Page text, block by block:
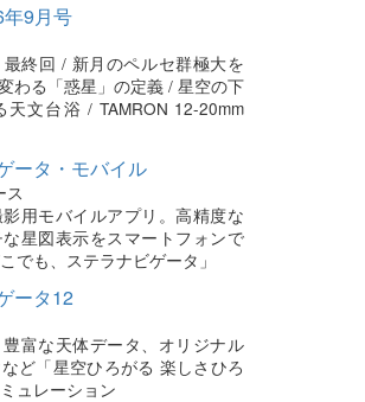
9月号
最終回 / 新月のペルセ群極大を
わる「惑星」の定義 / 星空の下
文台浴 / TAMRON 12-20mm
ータ・モバイル
ス
用モバイルアプリ。高精度な
星図表示をスマートフォンで
でも、ステラナビゲータ」
ータ12
富な天体データ、オリジナル
ど「星空ひろがる 楽しさひろ
ュレーション